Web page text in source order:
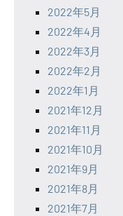
2022年5月
2022年4月
2022年3月
2022年2月
2022年1月
2021年12月
2021年11月
2021年10月
2021年9月
2021年8月
2021年7月